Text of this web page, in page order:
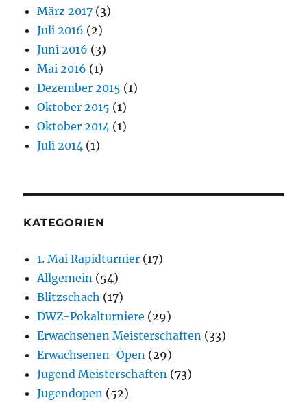
März 2017 (3)
Juli 2016 (2)
Juni 2016 (3)
Mai 2016 (1)
Dezember 2015 (1)
Oktober 2015 (1)
Oktober 2014 (1)
Juli 2014 (1)
KATEGORIEN
1. Mai Rapidturnier (17)
Allgemein (54)
Blitzschach (17)
DWZ-Pokalturniere (29)
Erwachsenen Meisterschaften (33)
Erwachsenen-Open (29)
Jugend Meisterschaften (73)
Jugendopen (52)